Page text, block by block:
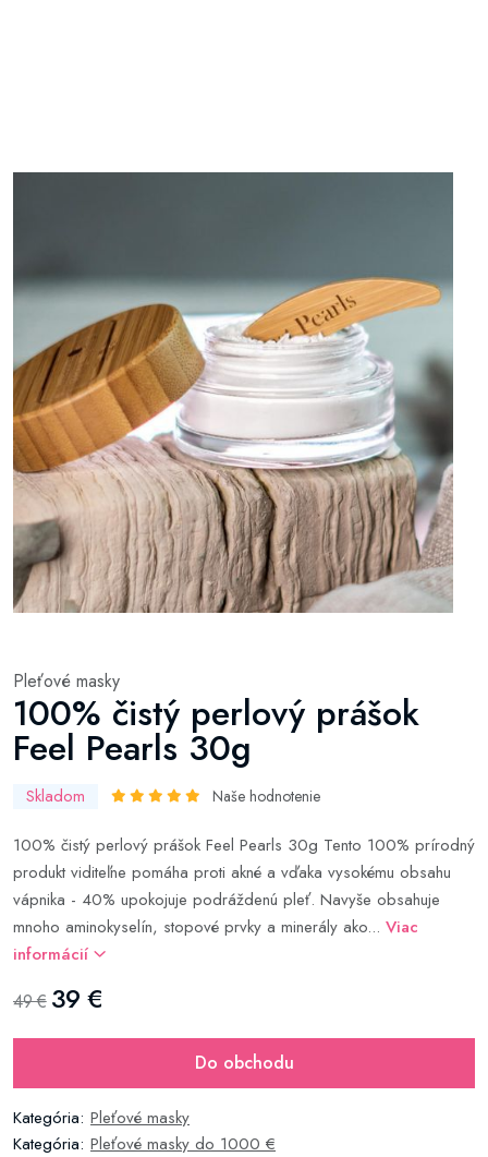
Pleťové masky
100% čistý perlový prášok
Feel Pearls 30g
Skladom Naše hodnotenie
100% čistý perlový prášok Feel Pearls 30g Tento 100% prírodný
produkt viditeľne pomáha proti akné a vďaka vysokému obsahu
vápnika - 40% upokojuje podráždenú pleť. Navyše obsahuje
mnoho aminokyselín, stopové prvky a minerály ako... Viac
informácií
49 € 39 €
Do obchodu
Kategória: Pleťové masky
Kategória: Pleťové masky do 1000 €